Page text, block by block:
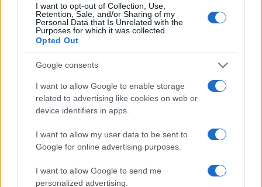
I want to opt-out of Collection, Use,
Retention, Sale, and/or Sharing of my
Personal Data that Is Unrelated with the
Purposes for which it was collected.
Opted Out
Google consents
I want to allow Google to enable storage
related to advertising like cookies on web or
device identifiers in apps.
I want to allow my user data to be sent to
Google for online advertising purposes.
I want to allow Google to send me
personalized advertising.
F
a
ce
b
o
o
k
T
w
it
te
r
Pi
te
re
st
W
s
A
p
p
S
re
Articolo precedente
Prossimo articolo
Sangue, musica e solidarietà con Avis Olbia al
Delta Center